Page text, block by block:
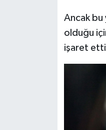
Ancak bu
olduğu
işaret
Yemek Tarifleri